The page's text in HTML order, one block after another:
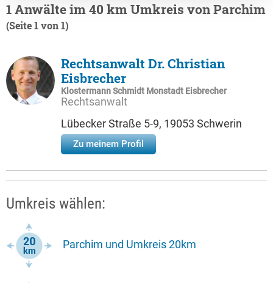
1 Anwälte im 40 km Umkreis von Parchim
(Seite 1 von 1)
Rechtsanwalt Dr. Christian
Eisbrecher
Klostermann Schmidt Monstadt Eisbrecher
Rechtsanwalt
Lübecker Straße 5-9, 19053 Schwerin
Zu meinem Profil
Umkreis wählen:
Parchim und Umkreis 20km